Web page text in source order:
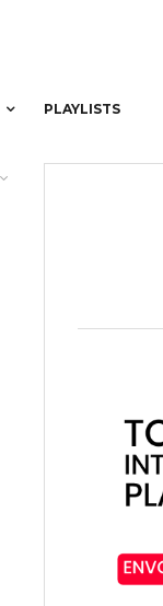
PLAYLISTS